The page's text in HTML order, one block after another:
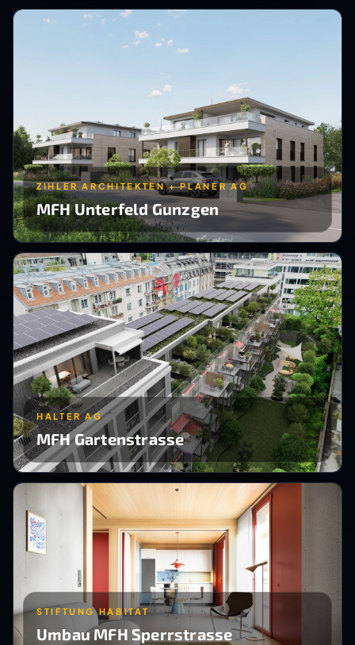
ZIHLER ARCHITEKTEN + PLANER AG
MFH Unterfeld Gunzgen
HALTER AG
MFH Gartenstrasse
STIFTUNG HABITAT
Umbau MFH Sperrstrasse